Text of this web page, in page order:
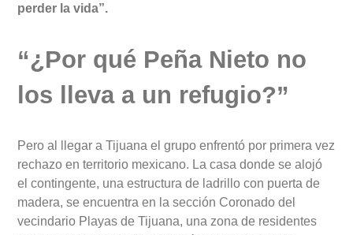
perder la vida”.
“¿Por qué Peña Nieto no
los lleva a un refugio?”
Pero al llegar a Tijuana el grupo enfrentó por primera vez
rechazo en territorio mexicano. La casa donde se alojó
el contingente, una estructura de ladrillo con puerta de
madera, se encuentra en la sección Coronado del
vecindario Playas de Tijuana, una zona de residentes